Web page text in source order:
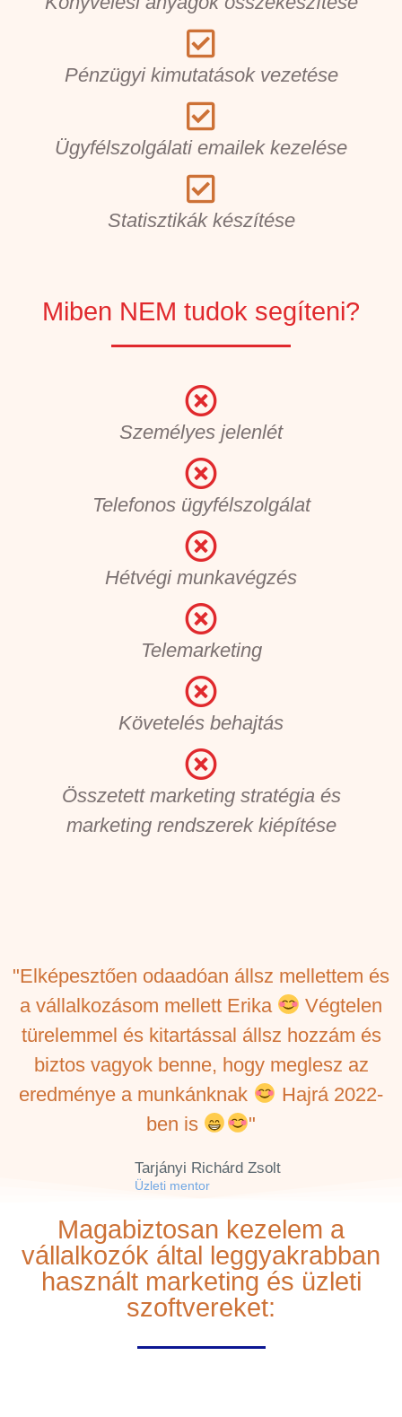
Pénzügyi kimutatások vezetése
Ügyfélszolgálati emailek kezelése
Statisztikák készítése
Miben NEM tudok segíteni?
Személyes jelenlét
Telefonos ügyfélszolgálat
Hétvégi munkavégzés
Telemarketing
Követelés behajtás
Összetett marketing stratégia és
marketing rendszerek kiépítése
"Elképesztően odaadóan állsz mellettem és
a vállalkozásom mellett Erika
Végtelen
türelemmel és kitartással állsz hozzám és
biztos vagyok benne, hogy meglesz az
eredménye a munkánknak
Hajrá 2022-
ben is
"
Tarjányi Richárd Zsolt
Üzleti mentor
Magabiztosan kezelem a
vállalkozók által leggyakrabban
használt marketing és üzleti
szoftvereket: